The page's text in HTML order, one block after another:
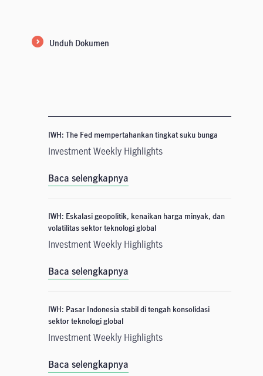
Unduh Dokumen
IWH: The Fed mempertahankan tingkat suku bunga
Investment Weekly Highlights
Baca selengkapnya
IWH: Eskalasi geopolitik, kenaikan harga minyak, dan
volatilitas sektor teknologi global
Investment Weekly Highlights
Baca selengkapnya
IWH: Pasar Indonesia stabil di tengah konsolidasi
sektor teknologi global
Investment Weekly Highlights
Baca selengkapnya